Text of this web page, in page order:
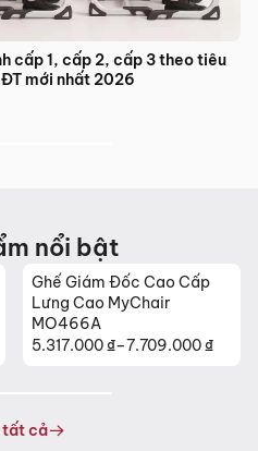
ngữ: Giải pháp nội thất tối
nổi bật
Ghế Da Cao Cấp Nhập
Khẩu MyChair NO131B
26.630.000₫
tất cả